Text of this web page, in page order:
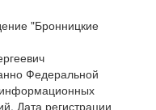
"Бронницкие
Федеральной
Дата регистрации